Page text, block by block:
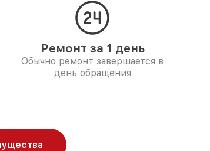
Ремонт за 1 день
Обычно ремонт завершается в
день обращения